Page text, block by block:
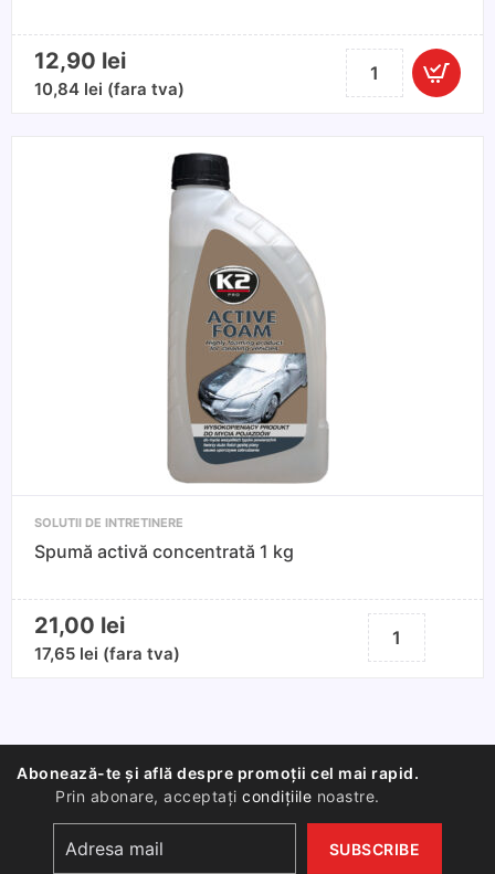
12,90 lei
10,84 lei (fara tva)
Cantitate
Solutie
SOLUTII DE INTRETINERE
Spumă activă concentrată 1 kg
21,00 lei
17,65 lei (fara tva)
Cantitate
Spumă
Abonează-te și află despre promoții cel mai rapid.
Prin abonare, acceptațicondițiile noastre.